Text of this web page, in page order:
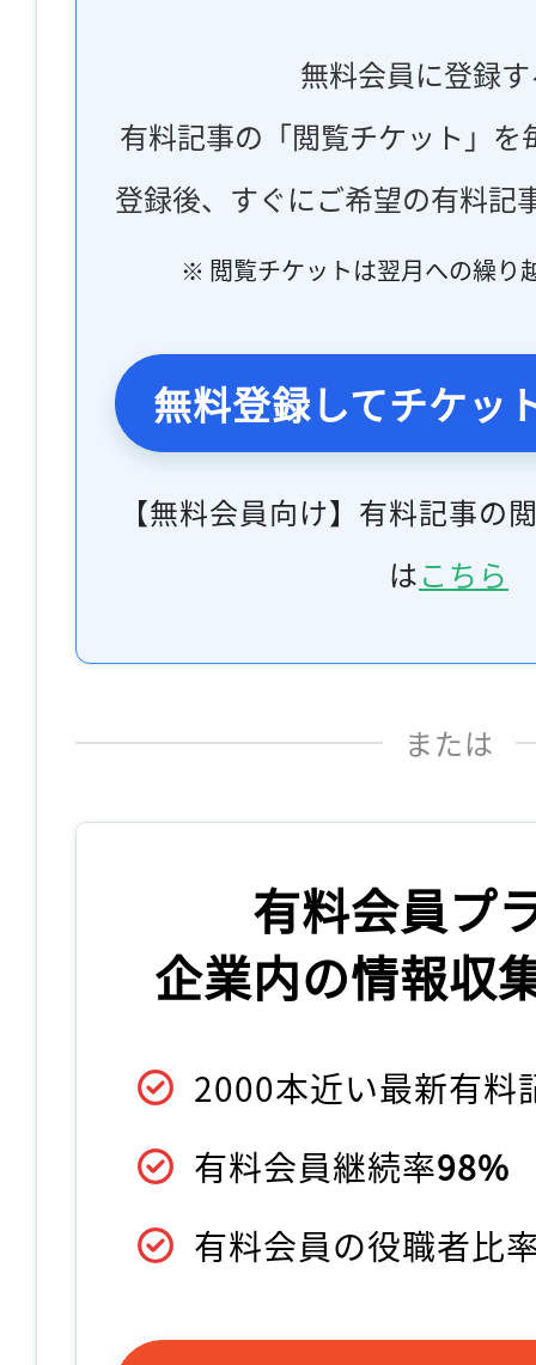
無料会員に登録
有料記事の「閲覧チケット」
登録後、すぐにご希望の有料記
※ 閲覧チケットは翌月への繰り
無料登録してチケッ
【無料会員向け】有料記事の
はこちら
または
有料会員プ
企業内の情報収
2000本近い最新有料
有料会員継続率98%
有料会員の役職者比